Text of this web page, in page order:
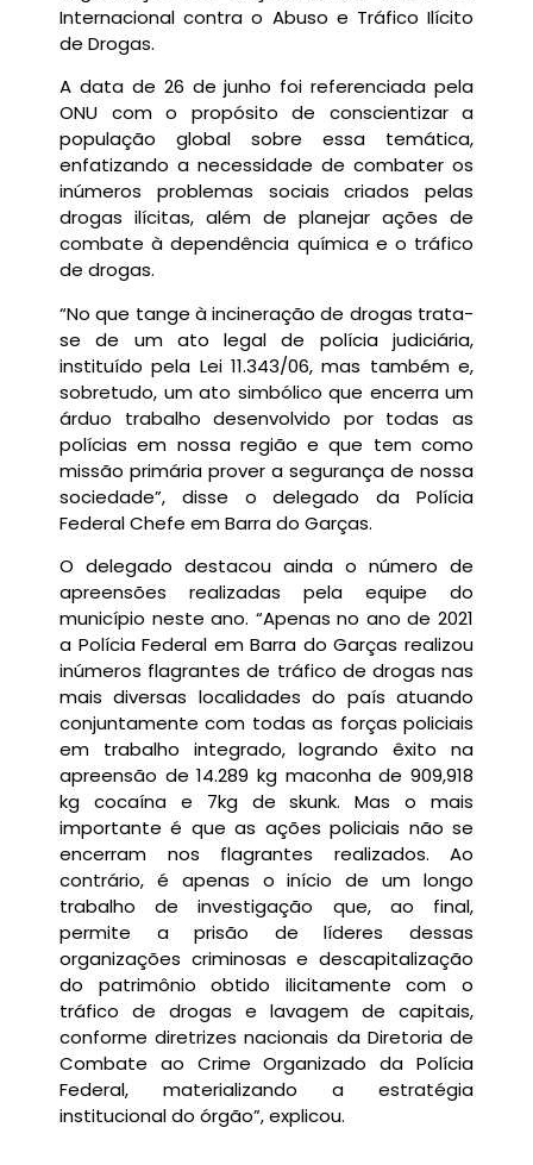
Internacional contra o Abuso e Tráfico Ilícito
de Drogas.
A data de 26 de junho foi referenciada pela
ONU com o propósito de conscientizar a
população global sobre essa temática,
enfatizando a necessidade de combater os
inúmeros problemas sociais criados pelas
drogas ilícitas, além de planejar ações de
combate à dependência química e o tráfico
de drogas.
“No que tange à incineração de drogas trata-
se de um ato legal de polícia judiciária,
instituído pela Lei 11.343/06, mas também e,
sobretudo, um ato simbólico que encerra um
árduo trabalho desenvolvido por todas as
polícias em nossa região e que tem como
missão primária prover a segurança de nossa
sociedade”, disse o delegado da Polícia
Federal Chefe em Barra do Garças.
O delegado destacou ainda o número de
apreensões realizadas pela equipe do
município neste ano. “Apenas no ano de 2021
a Polícia Federal em Barra do Garças realizou
inúmeros flagrantes de tráfico de drogas nas
mais diversas localidades do país atuando
conjuntamente com todas as forças policiais
em trabalho integrado, logrando êxito na
apreensão de 14.289 kg maconha de 909,918
kg cocaína e 7kg de skunk. Mas o mais
importante é que as ações policiais não se
encerram nos flagrantes realizados. Ao
contrário, é apenas o início de um longo
trabalho de investigação que, ao final,
permite a prisão de líderes dessas
organizações criminosas e descapitalização
do patrimônio obtido ilicitamente com o
tráfico de drogas e lavagem de capitais,
conforme diretrizes nacionais da Diretoria de
Combate ao Crime Organizado da Polícia
Federal, materializando a estratégia
institucional do órgão”, explicou.